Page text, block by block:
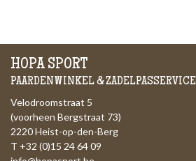
HOPA SPORT
PAARDENWINKEL & ZADELPASSERVICE
Velodroomstraat 5
(voorheen Bergstraat 73)
2220 Heist-op-den-Berg
T +32 (0)15 24 64 09